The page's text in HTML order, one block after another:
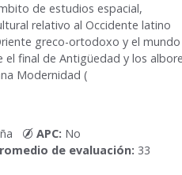
de estudios espacial,
relativo al Occidente latino
greco-ortodoxo y el mundo
el final de Antigüedad y los
Modernidad (
APC: No
de evaluación: 33